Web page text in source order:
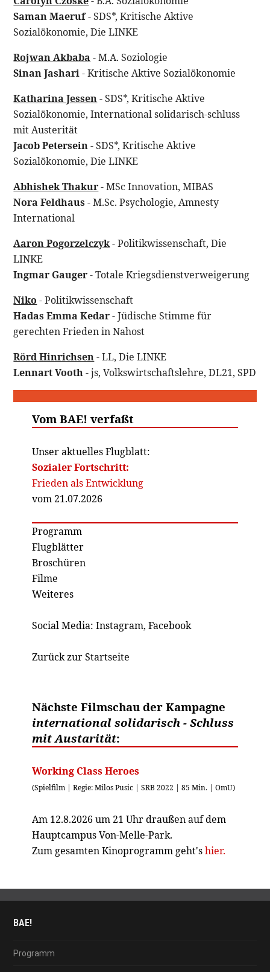
Saman Maeruf- SDS*, Kritische Aktive
Sozialökonomie, Die LINKE
Rojwan Akbaba - M.A. Soziologie
Sinan Jashari- Kritische Aktive Sozialökonomie
Katharina Jessen- SDS*, Kritische Aktive
Sozialökonomie, International solidarisch-schluss
mit Austerität
Jacob Petersein- SDS*, Kritische Aktive
Sozialökonomie, Die LINKE
Abhishek Thakur- MSc Innovation, MIBAS
Nora Feldhaus - M.Sc. Psychologie, Amnesty
International
Aaron Pogorzelczyk- Politikwissenschaft, Die
LINKE
Ingmar Gauger- Totale Kriegsdienstverweigerung
Niko - Politikwissenschaft
Hadas Emma Kedar- Jüdische Stimme für
gerechten Frieden in Nahost
Rörd Hinrichsen- LL, Die LINKE
Lennart Vooth- js, Volkswirtschaftslehre, DL21, SPD
Vom BAE! verfaßt
Unser aktuelles Flugblatt:
Sozialer Fortschritt:
Frieden als Entwicklung
vom 21.07.2026
Programm
Flugblätter
Broschüren
Filme
Weiteres
Social Media: Instagram, Facebook
Zurück zur Startseite
Nächste Filmschau der Kampagne
international solidarisch - Schluss
mit Austarität:
Working Class Heroes
(Spielfilm | Regie: Milos Pusic | SRB 2022 | 85 Min. | OmU)
Am 12.8.2026 um 21 Uhr draußen auf dem
Hauptcampus Von-Melle-Park.
Zum gesamten Kinoprogramm geht'shier.
BAE!
Programm